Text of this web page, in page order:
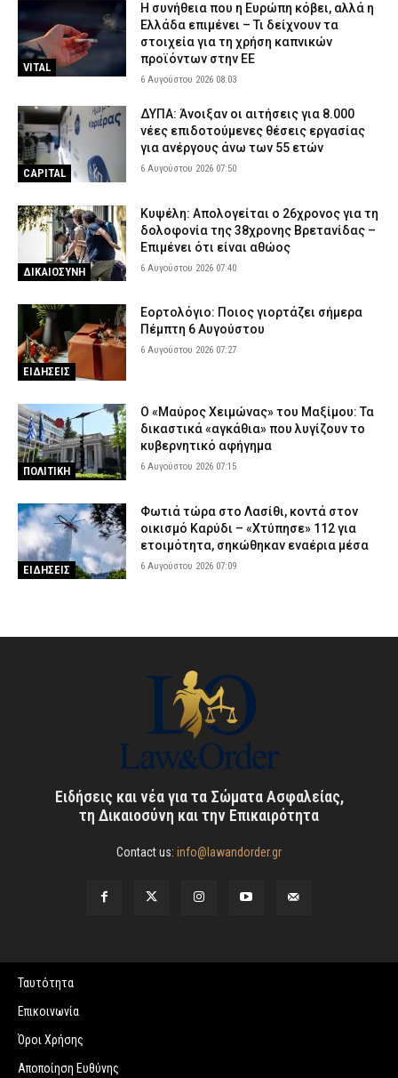
VITAL
Η συνήθεια που η Ευρώπη κόβει, αλλά η
Ελλάδα επιμένει – Τι δείχνουν τα
στοιχεία για τη χρήση καπνικών
προϊόντων στην ΕΕ
6 Αυγούστου 2026 08:03
CAPITAL
ΔΥΠΑ: Άνοιξαν οι αιτήσεις για 8.000
νέες επιδοτούμενες θέσεις εργασίας
για ανέργους άνω των 55 ετών
6 Αυγούστου 2026 07:50
ΔΙΚΑΙΟΣΥΝΗ
Κυψέλη: Απολογείται ο 26χρονος για τη
δολοφονία της 38χρονης Βρετανίδας –
Επιμένει ότι είναι αθώος
6 Αυγούστου 2026 07:40
ΕΙΔΗΣΕΙΣ
Εορτολόγιο: Ποιος γιορτάζει σήμερα
Πέμπτη 6 Αυγούστου
6 Αυγούστου 2026 07:27
ΠΟΛΙΤΙΚΗ
Ο «Μαύρος Χειμώνας» του Μαξίμου: Τα
δικαστικά «αγκάθια» που λυγίζουν το
κυβερνητικό αφήγημα
6 Αυγούστου 2026 07:15
ΕΙΔΗΣΕΙΣ
Φωτιά τώρα στο Λασίθι, κοντά στον
οικισμό Καρύδι – «Χτύπησε» 112 για
ετοιμότητα, σηκώθηκαν εναέρια μέσα
6 Αυγούστου 2026 07:09
Ειδήσεις και νέα για τα Σώματα Ασφαλείας,
τη Δικαιοσύνη και την Επικαιρότητα
Contact us: info@lawandorder.gr
Ταυτότητα
Επικοινωνία
Όροι Χρήσης
Αποποίηση Ευθύνης